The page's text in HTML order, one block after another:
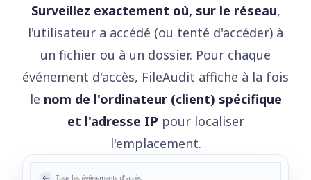
Surveillez exactement où, sur le réseau,
l'utilisateur a accédé (ou tenté d'accéder) à
un fichier ou à un dossier. Pour chaque
événement d'accès, FileAudit affiche à la fois
le nom de l'ordinateur (client) spécifique
et l'adresse IP pour localiser
l'emplacement.